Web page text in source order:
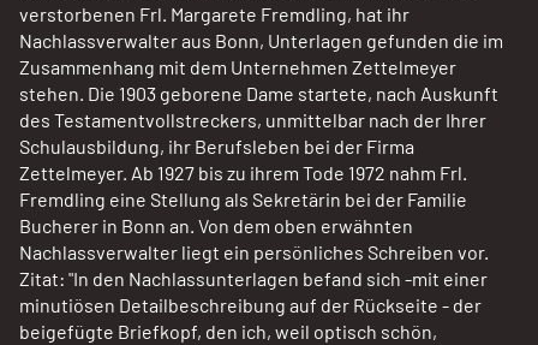
verstorbenen Frl. Margarete Fremdling, hat ihr
Nachlassverwalter aus Bonn, Unterlagen gefunden die im
Zusammenhang mit dem Unternehmen Zettelmeyer
stehen. Die 1903 geborene Dame startete, nach Auskunft
des Testamentvollstreckers, unmittelbar nach der Ihrer
Schulausbildung, ihr Berufsleben bei der Firma
Zettelmeyer. Ab 1927 bis zu ihrem Tode 1972 nahm Frl.
Fremdling eine Stellung als Sekretärin bei der Familie
Bucherer in Bonn an. Von dem oben erwähnten
Nachlassverwalter liegt ein persönliches Schreiben vor.
Zitat: "In den Nachlassunterlagen befand sich -mit einer
minutiösen Detailbeschreibung auf der Rückseite - der
beigefügte Briefkopf, den ich, weil optisch schön,